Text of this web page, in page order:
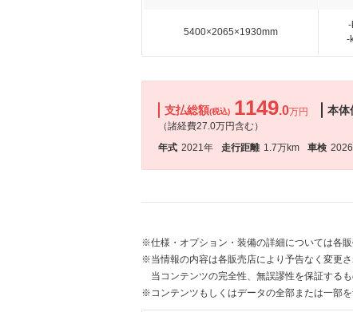
5400×2065×1930mm
-
-
支払総額(税込) 1149.0万円
（諸経費27.0万円含む）
本体
年式 2021年 走行距離 1.7万km 車検
※仕様・オプション・装備の詳細については各販
※当情報の内容は各販売店により予告なく変更
当コンテンツの完全性、無誤謬性を保証する
※コンテンツもしくはデータの全部または一部